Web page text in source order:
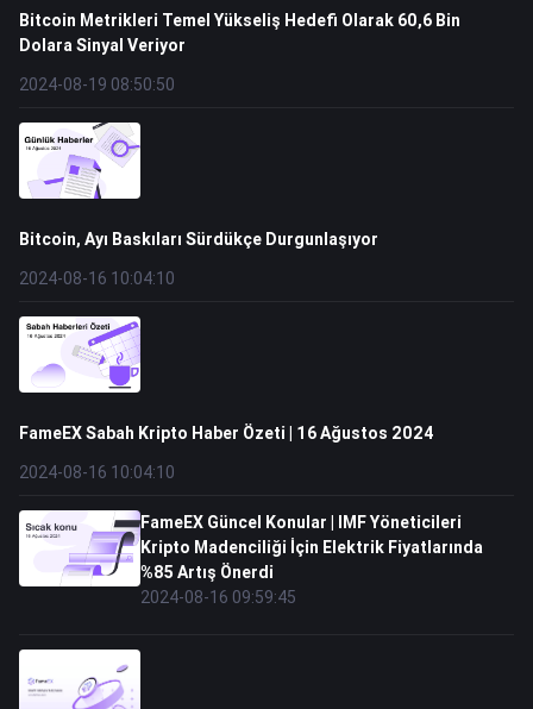
Bitcoin Metrikleri Temel Yükseliş Hedefi Olarak 60,6 Bin
Dolara Sinyal Veriyor
2024-08-19 08:50:50
Bitcoin, Ayı Baskıları Sürdükçe Durgunlaşıyor
2024-08-16 10:04:10
FameEX Sabah Kripto Haber Özeti | 16 Ağustos 2024
2024-08-16 10:04:10
FameEX Güncel Konular | IMF Yöneticileri
Kripto Madenciliği İçin Elektrik Fiyatlarında
%85 Artış Önerdi
2024-08-16 09:59:45